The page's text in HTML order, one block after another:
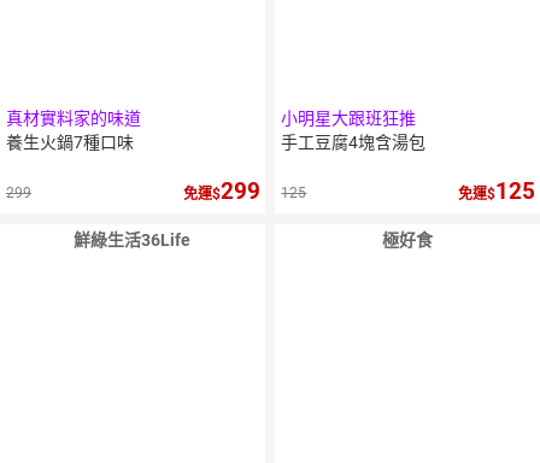
真材實料家的味道
養生火鍋7種口味
299 免運 299
小明星大跟班狂推
手工豆腐4塊含湯包
125 免運 125
鮮綠生活36Life 極好食